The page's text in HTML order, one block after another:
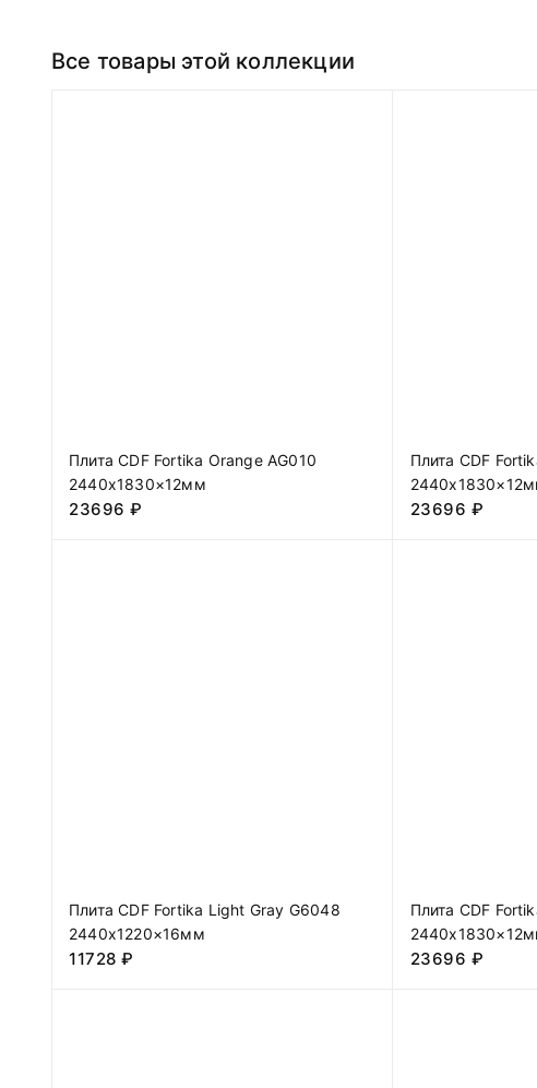
Все товары этой коллекции
Плита CDF Fortika Orange AG010
2440х1830×12мм
23696 ₽
Плита CDF
23696 ₽
Плита CDF Fortika Light Gray G6048
2440х1220×16мм
11728 ₽
Плита CDF
23696 ₽